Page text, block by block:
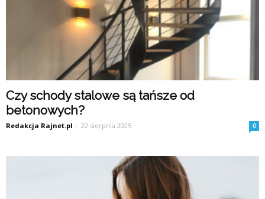
Czy schody stalowe są tańsze od
betonowych?
Redakcja Rajnet.pl - 22 sierpnia 2025 0